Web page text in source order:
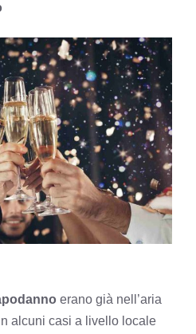
erano già nell’aria
alcuni casi a livello locale